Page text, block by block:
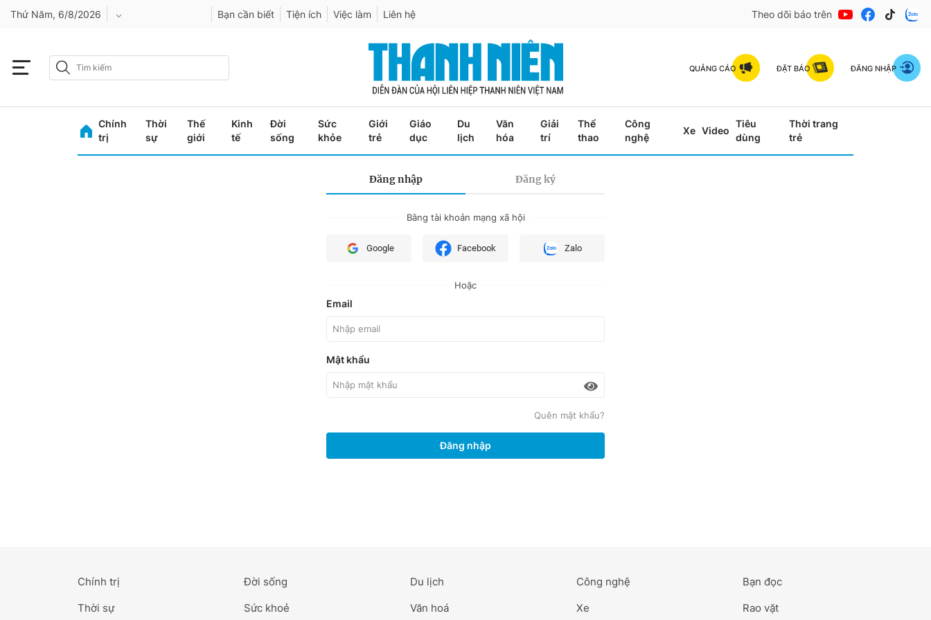
Thứ Năm, 6/8/2026
Bình Phước
Bạn cần biết Tiện ích Việc làm Liên hệ Theo dõi báo trên
QUẢNG CÁO ĐẶT BÁO ĐĂNG NHẬP
Chính
trị
Thời
sự
Thế
giới
Kinh
tế
Đời
sống
Sức
khỏe
Giới
trẻ
Giáo
dục
Du
lịch
Văn
hóa
Giải
trí
Thể
thao
Công
nghệ
Xe Video
Tiêu
dùng
Thời trang
trẻ
Đăng nhập Đăng ký
Bằng tài khoản mạng xã hội
Google Facebook Zalo
Hoặc
Email
Mật khẩu
Quên mật khẩu?
Đăng nhập
Chính trị
Thời sự
Đời sống
Sức khoẻ
Du lịch
Văn hoá
Công nghệ
Xe
Bạn đọc
Rao vặt